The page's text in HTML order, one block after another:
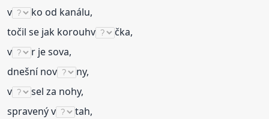
v
ko od kanálu,
točil se jak korouhv
čka,
v
r je sova,
dnešní nov
ny,
v
sel za nohy,
spravený v
tah,